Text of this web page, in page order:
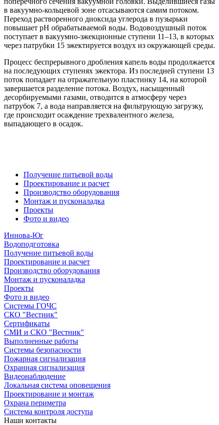
в вакуумно-кольцевой зоне отсасываются самим потоком.
Переход растворенного диоксида углерода в пузырьки
повышает рН обрабатываемой воды. Водовоздушный поток
поступает в вакуумно-эжекционные ступени 11–13, в которых
через патрубки 15 эжектируется воздух из окружающей среды.
Процесс беспрерывного дробления капель воды продолжается
на последующих ступенях эжектора. Из последней ступени 13
поток попадает на отражательную пластинку 14, на которой
завершается разделение потока. Воздух, насыщенный
десорбируемыми газами, отводится в атмосферу через
патрубок 7, а вода направляется на фильтрующую загрузку,
где происходит осаждение трехвалентного железа,
выпадающего в осадок.
Получение питьевой воды
Проектирование и расчет
Производство оборудования
Монтаж и пусконаладка
Проекты
Фото и видео
Иннова-Юг
Водоподготовка
Получение питьевой воды
Проектирование и расчет
Производство оборудования
Монтаж и пусконаладка
Проекты
Фото и видео
Системы ГОЧС
СКО "Вестник"
Сертификаты
СМИ и СКО "Вестник"
Выполненные работы
Системы безопасности
Пожарная сигнализация
Охранная сигнализация
Видеонаблюдение
Локальная система оповещения
Проектирование и монтаж
Охрана периметра
Система контроля доступа
Наши контакты